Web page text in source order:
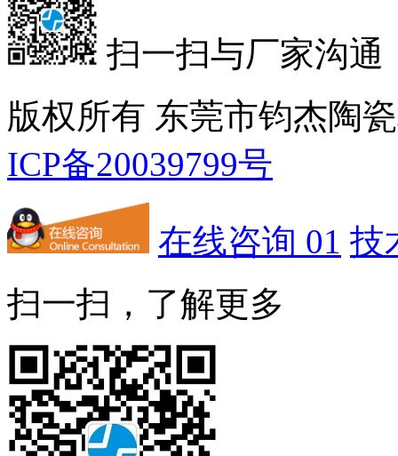
扫一扫与厂家沟通
版权所有 东莞市钧杰
ICP备20039799号
在线咨询 01 技
扫一扫，了解更多